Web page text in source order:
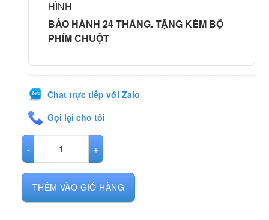
HÌNH
BẢO HÀNH 24 THÁNG. TẶNG KÈM BỘ
PHÍM CHUỘT
Chat trực tiếp với Zalo
Gọi lại cho tôi
Dell Optiplex 7040 Micro- Wifi tích hợp siêu mạnh số lượng
THÊM VÀO GIỎ HÀNG